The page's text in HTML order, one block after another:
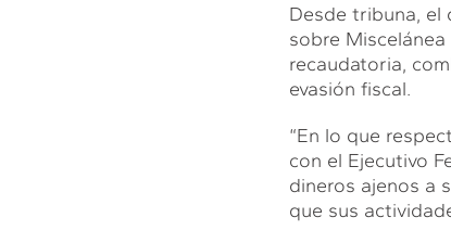
Desde tribuna, el
sobre
recaudatoria,
evasión fiscal.
“En lo que
con el Ejecutivo
dineros ajenos a
que sus